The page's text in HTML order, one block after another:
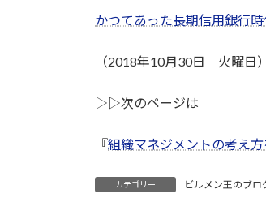
かつてあった長期信用銀行
（2018年10月30日 火曜日）
▷▷次のページは
『組織マネジメントの考え
カテゴリー ビルメン王のブロ